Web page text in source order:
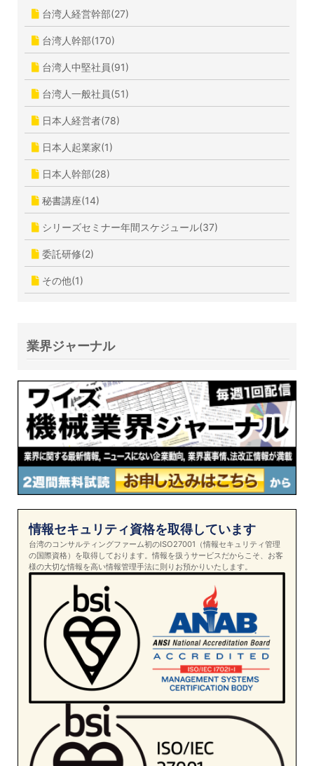
台湾人経営幹部(27)
台湾人幹部(170)
台湾人中堅社員(91)
台湾人一般社員(51)
日本人経営者(78)
日本人起業家(1)
日本人幹部(28)
秘書講座(14)
シリーズセミナー年間スケジュール(37)
委託研修(2)
その他(1)
業界ジャーナル
情報セキュリティ資格を取得しています
台湾のコンサルティングファーム初のISO27001（情報セキュリティ管理
の国際資格）を取得しております。情報を扱うサービスだからこそ、お客
様の大切な情報を高い情報管理手法に則りお預かりいたします。